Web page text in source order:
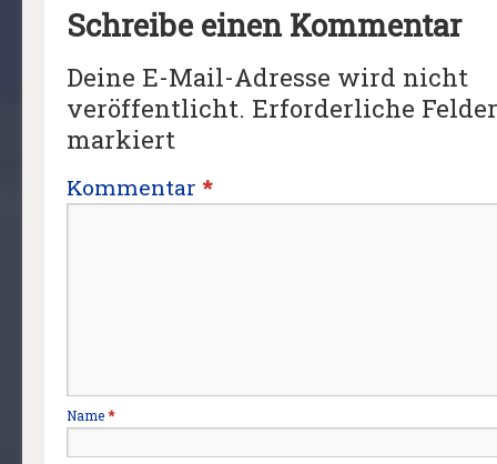
Schreibe einen Kommentar
Deine E-Mail-Adresse wird nicht
veröffentlicht. Erforderliche
markiert
Kommentar *
Name *